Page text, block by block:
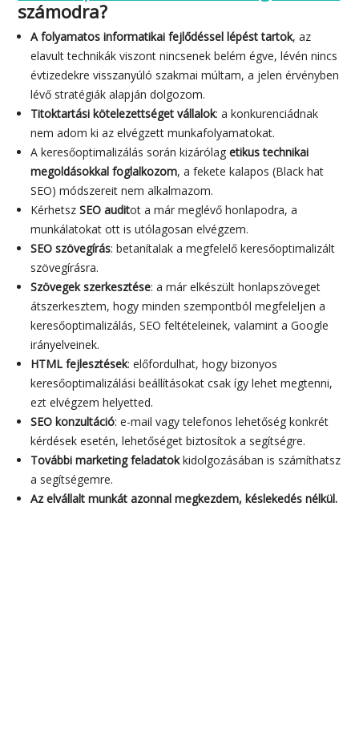
előnyök
et ad aHonlapSEO
keresőoptimalizálás/SEO szolgáltatása
számodra?
A folyamatos informatikai fejlődéssel lépést tartok, az
elavult technikák viszont nincsenek belém égve, lévén nincs
évtizedekre visszanyúló szakmai múltam, a jelen érvényben
lévő stratégiák alapján dolgozom.
Titoktartási kötelezettséget vállalok
nem adom ki az elvégzett munkafolyamatokat.
A keresőoptimalizálás során kizárólagetikus technikai
megoldásokkal foglalkozom, a fekete kalapos (Black hat
SEO) módszereit nem alkalmazom.
KérhetszSEO auditot a már meglévő honlapodra, a
munkálatokat ott is utólagosan elvégzem.
SEO szövegírás: betanítalak a megfelelő keresőoptimalizált
szövegírásra.
Szövegek szerkesztése: a már elkészült honlapszöveget
átszerkesztem, hogy minden szempontból megfeleljen a
keresőoptimalizálás, SEO feltételeinek, valamint a Google
irányelveinek.
HTML fejlesztések: előfordulhat, hogy bizonyos
keresőoptimalizálási beállításokat csak így lehet megtenni,
ezt elvégzem helyetted.
SEO konzultáció: e-mail vagy telefonos lehetőség konkrét